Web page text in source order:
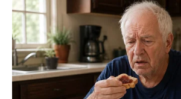
Memiliki adik laki-laki yang selisih
dirinya.
Single perdananya yang berjudulCinta
Tahudirilis pada 13 Agustus 2021.
beradu akting dengan aktorRassya Hidayah